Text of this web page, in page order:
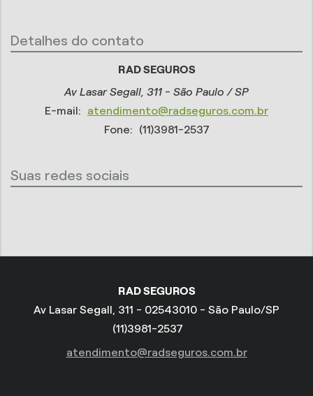
Detalhes do contato
RAD SEGUROS
Av Lasar Segall, 311 - São Paulo / SP
E-mail:
atendimento@radseguros.com.br
Fone:
(11)3981-2537
Suas redes sociais
RAD SEGUROS
Av Lasar Segall, 311 - 02543010 - São Paulo/SP
(11)3981-2537
atendimento@radseguros.com.br